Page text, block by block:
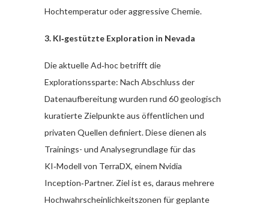
Hochtemperatur oder aggressive Chemie.
3. KI‑gestützte Exploration in Nevada
Die aktuelle Ad‑hoc betrifft die
Explorationssparte: Nach Abschluss der
Datenaufbereitung wurden rund 60 geologisch
kuratierte Zielpunkte aus öffentlichen und
privaten Quellen definiert. Diese dienen als
Trainings- und Analysegrundlage für das
KI‑Modell von TerraDX, einem Nvidia
Inception‑Partner. Ziel ist es, daraus mehrere
Hochwahrscheinlichkeitszonen für geplante